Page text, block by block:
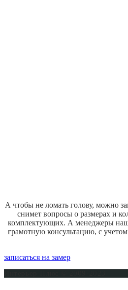
А чтобы не ломать голову, можно
снимет вопросы о размерах и
комплектующих. А менеджеры
грамотную консультацию, с
записаться на замер